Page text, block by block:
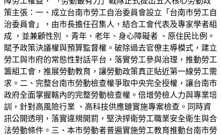
策主張：一、成立台南市勞工自治委員會設立「台南市勞工自
治委員會」，由市長擔任召集人，結合工會代表及專家學者組
成 ，並兼顧性別 、青年、老年、身心障礙者 、原住民比例。
賦予政策決議權與預算監督權。破除過去官僚主導模式，建立
勞工與市府的常態性對話平台，落實勞工參與治理，推動勞工
籌組工會，推展勞動教育，讓勞動政策真正貼近第一線勞工需
求。二、完整台南市勞動檢查權爭取中央完全授權，讓台南市
政府全面掌握轄內的完整勞動檢查權。倍增勞檢人力與專業培
訓，針對高風險行業 、高科技供應鏈實施專案檢查。同時資
訊公開透明，落實違規開罰，堅決捍衛勞工職業安全衛生與合
法勞動條件。三、本市勞動者普遍實施勞工教育推動台南市勞